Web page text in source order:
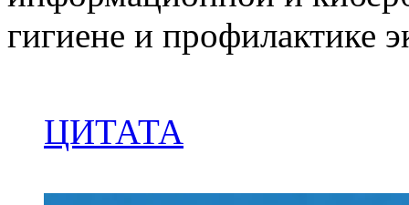
гигиене и профилактике
ЦИТАТА